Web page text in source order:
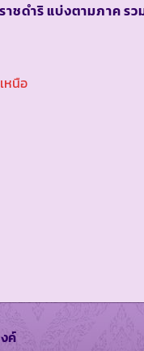
าชดำริ แบ่งตามภาค รว
หนือ
ค์